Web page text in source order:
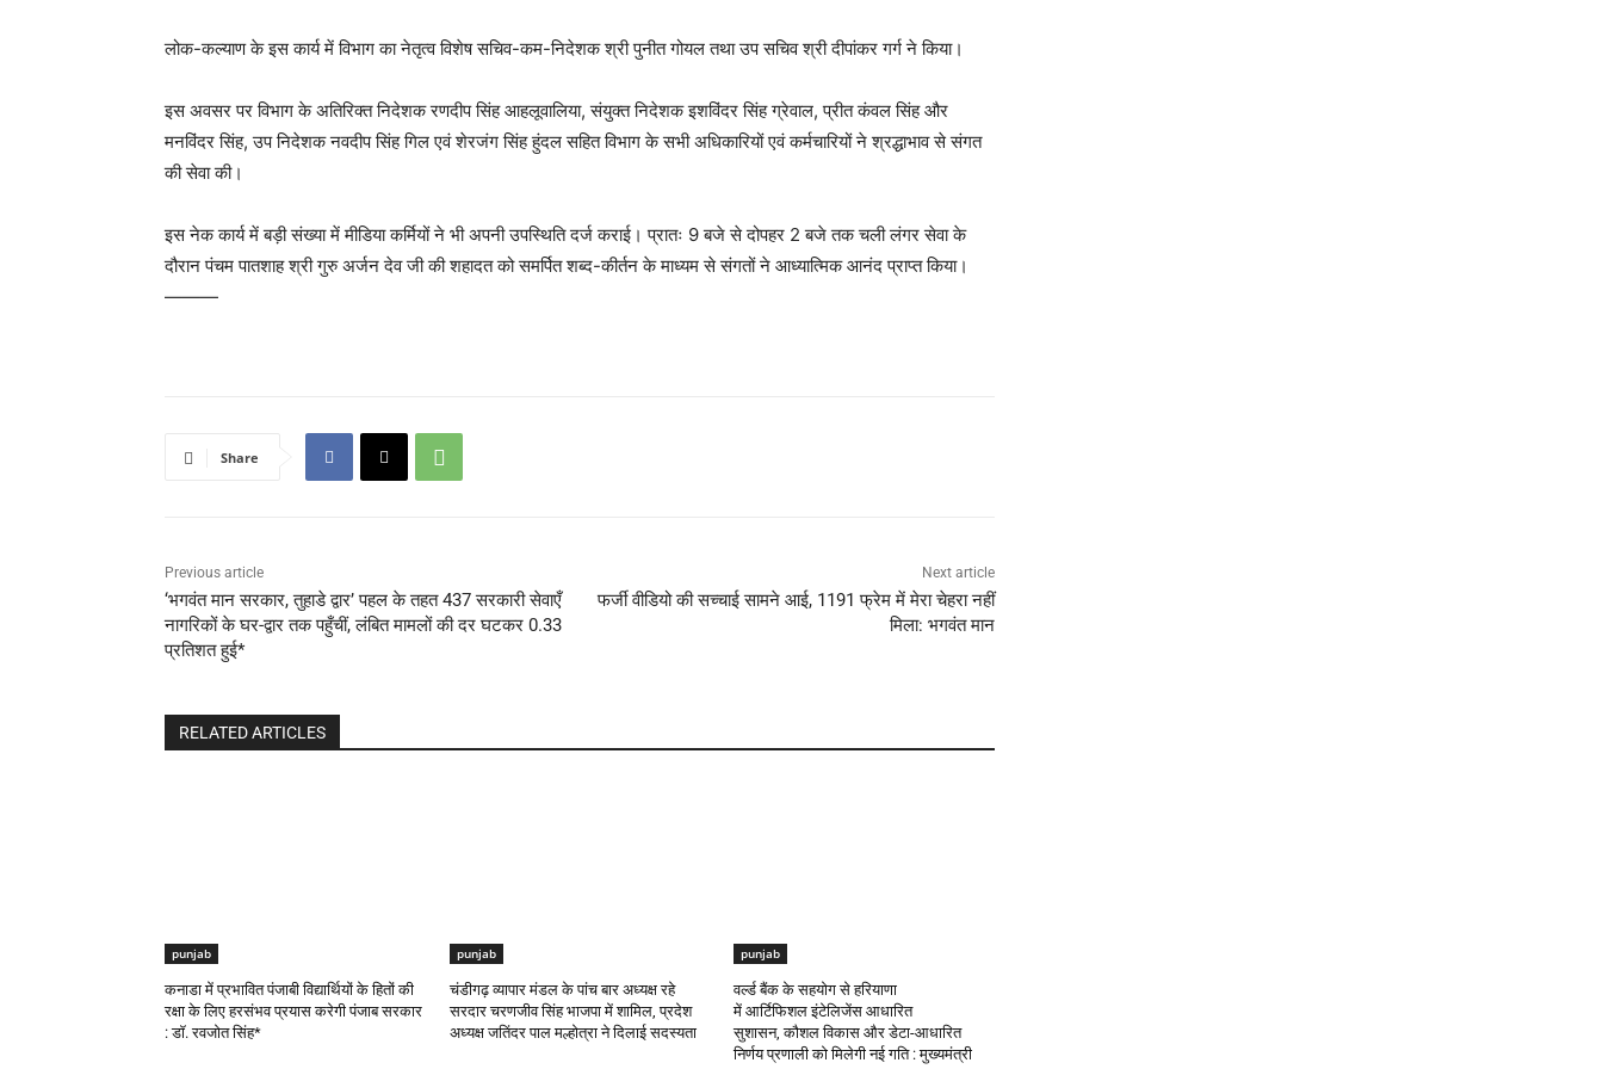
लोक-कल्याण के इस कार्य में विभाग का नेतृत्व विशेष सचिव-कम-निदेशक श्री पुनीत गोयल तथा उप सचिव श्री दीपांकर गर्ग ने किया।
इस अवसर पर विभाग के अतिरिक्त निदेशक रणदीप सिंह आहलूवालिया, संयुक्त निदेशक इशविंदर सिंह ग्रेवाल, प्रीत कंवल सिंह और
मनविंदर सिंह, उप निदेशक नवदीप सिंह गिल एवं शेरजंग सिंह हुंदल सहित विभाग के सभी अधिकारियों एवं कर्मचारियों ने श्रद्धाभाव से संगत
की सेवा की।
इस नेक कार्य में बड़ी संख्या में मीडिया कर्मियों ने भी अपनी उपस्थिति दर्ज कराई। प्रातः 9 बजे से दोपहर 2 बजे तक चली लंगर सेवा के
दौरान पंचम पातशाह श्री गुरु अर्जन देव जी की शहादत को समर्पित शब्द-कीर्तन के माध्यम से संगतों ने आध्यात्मिक आनंद प्राप्त किया।
———
Share
Previous article
‘भगवंत मान सरकार, तुहाडे द्वार’ पहल के तहत 437 सरकारी सेवाएँ
नागरिकों के घर-द्वार तक पहुँचीं, लंबित मामलों की दर घटकर 0.33
प्रतिशत हुई*
Next article
फर्जी वीडियो की सच्चाई सामने आई, 1191 फ्रेम में मेरा चेहरा नहीं
मिला: भगवंत मान
RELATED ARTICLES
punjab
कनाडा में प्रभावित पंजाबी विद्यार्थियों के हितों की
रक्षा के लिए हरसंभव प्रयास करेगी पंजाब सरकार
: डॉ. रवजोत सिंह*
punjab
चंडीगढ़ व्यापार मंडल के पांच बार अध्यक्ष रहे
सरदार चरणजीव सिंह भाजपा में शामिल, प्रदेश
अध्यक्ष जतिंदर पाल मल्होत्रा ने दिलाई सदस्यता
punjab
वर्ल्ड बैंक के सहयोग से हरियाणा
में आर्टिफिशल इंटेलिजेंस आधारित
सुशासन, कौशल विकास और डेटा-आधारित
निर्णय प्रणाली को मिलेगी नई गति : मुख्यमंत्री